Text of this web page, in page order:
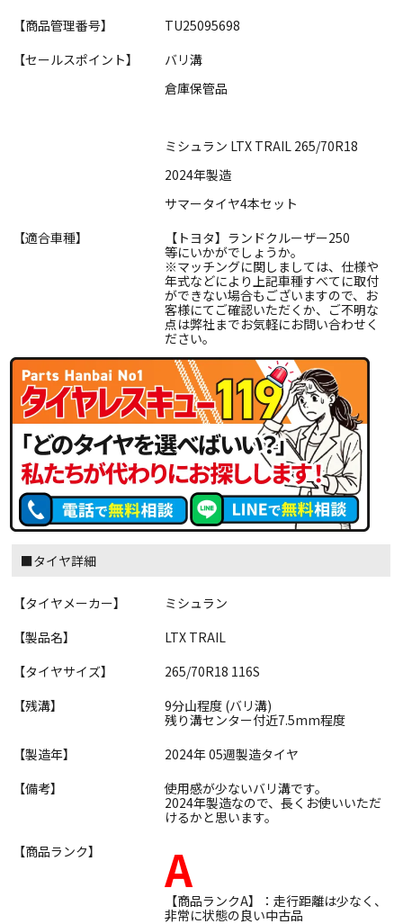
【商品管理番号】
TU25095698
【セールスポイント】
バリ溝
倉庫保管品
ミシュラン LTX TRAIL 265/70R18
2024年製造
サマータイヤ4本セット
【適合車種】
【トヨタ】ランドクルーザー250
等にいかがでしょうか。
※マッチングに関しましては、仕様や
年式などにより上記車種すべてに取付
ができない場合もございますので、お
客様にてご確認いただくか、ご不明な
点は弊社までお気軽にお問い合わせく
ださい。
■タイヤ詳細
【タイヤメーカー】
ミシュラン
【製品名】
LTX TRAIL
【タイヤサイズ】
265/70R18 116S
【残溝】
9分山程度 (バリ溝)
残り溝センター付近7.5mm程度
【製造年】
2024年 05週製造タイヤ
【備考】
使用感が少ないバリ溝です。
2024年製造なので、長くお使いいただ
けるかと思います。
【商品ランク】
A
【商品ランクA】：走行距離は少なく、
非常に状態の良い中古品